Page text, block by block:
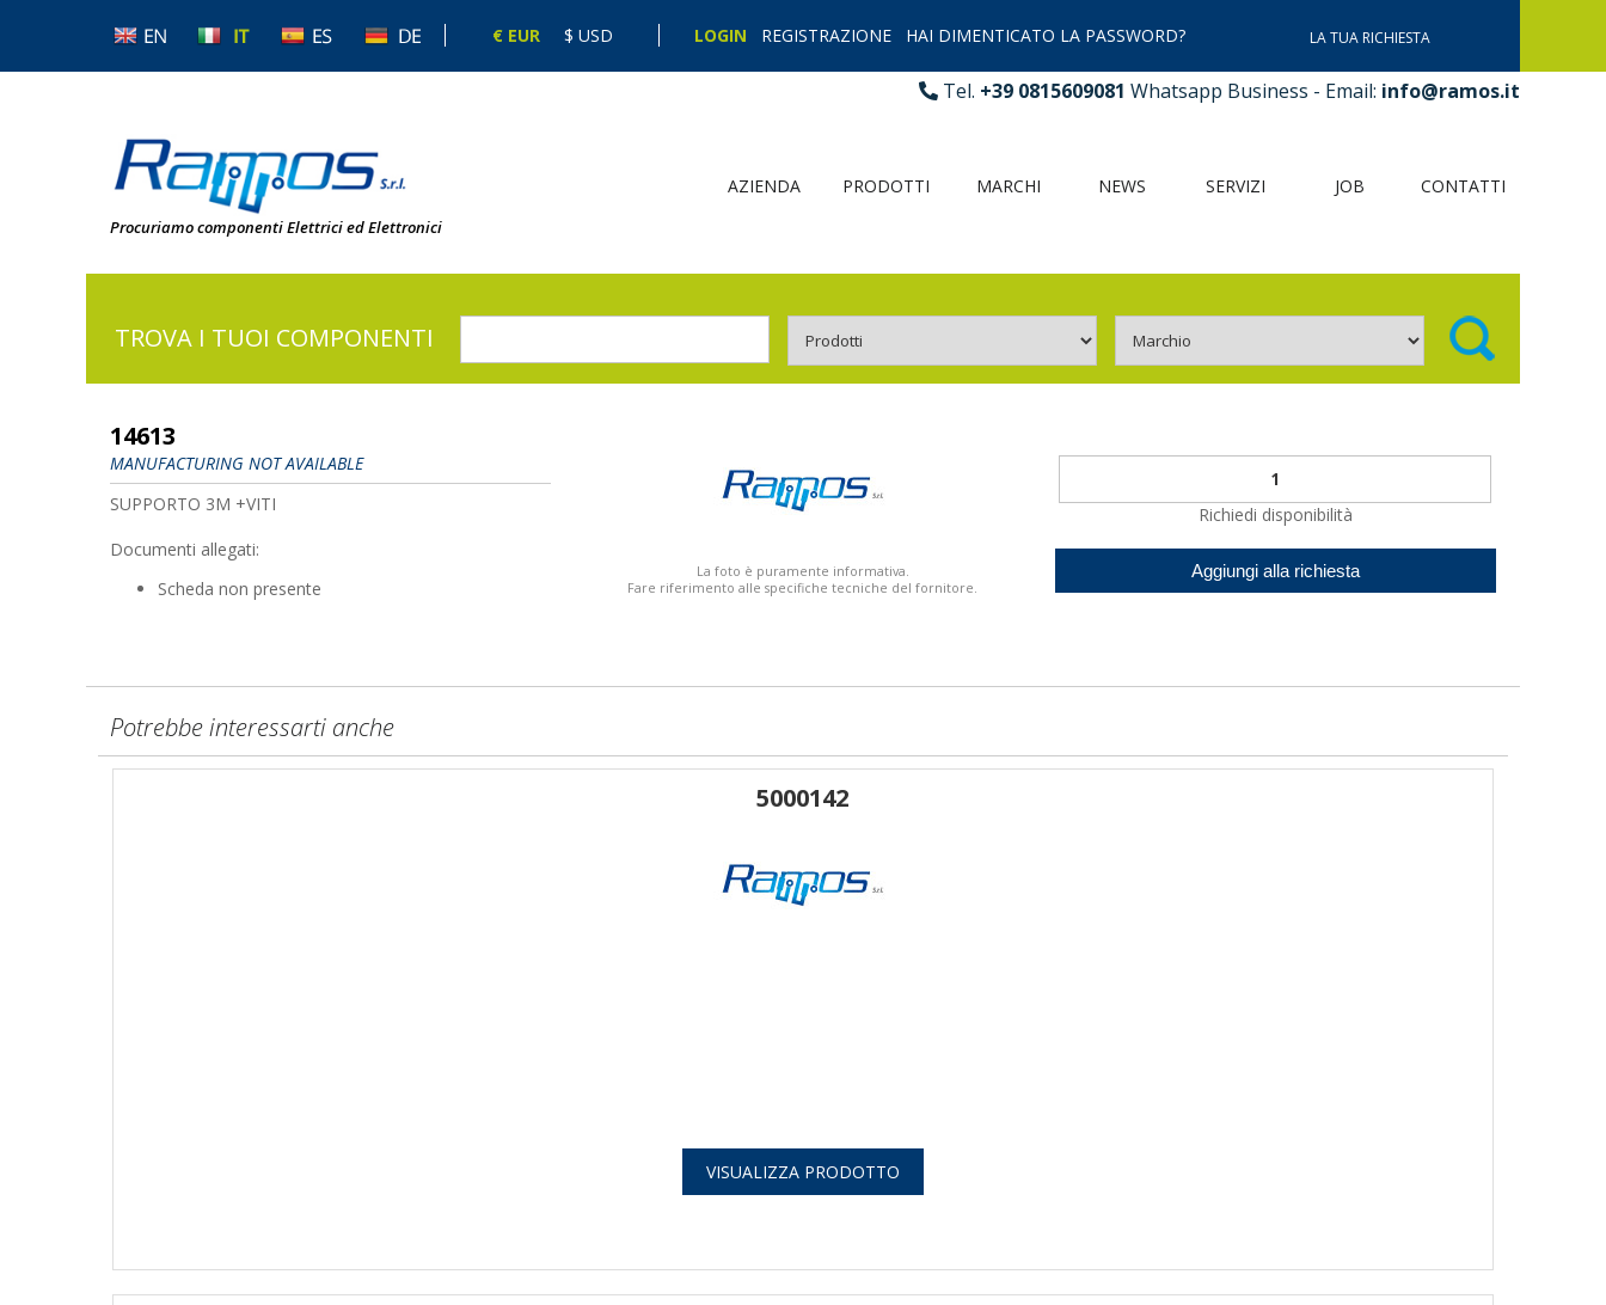
€ EUR $ USD LOGIN REGISTRAZIONE HAI DIMENTICATO LA PASSWORD? LA TUA RICHIESTA
Tel. +39 0815609081 Whatsapp Business - Email: info@ramos.it
Procuriamo componenti Elettrici ed Elettronici
AZIENDA PRODOTTI MARCHI NEWS SERVIZI JOB CONTATTI
TROVA I TUOI COMPONENTI
14613
MANUFACTURING NOT AVAILABLE
SUPPORTO 3M +VITI
Documenti allegati:
Scheda non presente
La foto è puramente informativa.
Fare riferimento alle specifiche tecniche del fornitore.
Richiedi disponibilità
Potrebbe interessarti anche
5000142
VISUALIZZA PRODOTTO